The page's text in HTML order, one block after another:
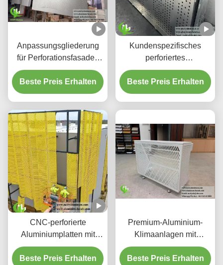
Anpassungsgliederung
für Perforationsfasaden
aus Aluminium und
Bildschirmplatten
Beste Preis Erhalten
Kundenspezifisches
perforiertes
hinterleuchtetes
Aluminium-
Deckensystem mit
Laser-geschnittenen
Mustern
Beste Preis Erhalten
CNC-perforierte
Aluminiumplatten mit
3003 H14/H24-Legierung
und PVDF-Beschichtung
Beste Preis Erhalten
Premium-Aluminium-
Klimaanlagen mit
dekorativen
Schutzschirmen
Beste Preis Erhalten